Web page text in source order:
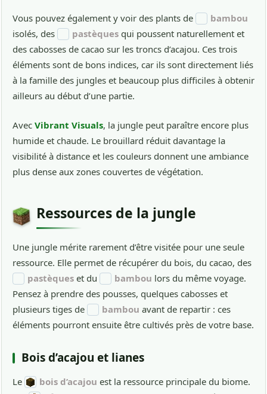
Vous pouvez également y voir des plants de
bambou
isolés, des
pastèques qui poussent naturellement et
des cabosses de cacao sur les troncs d’acajou. Ces trois
éléments sont de bons indices, car ils sont directement liés
à la famille des jungles et beaucoup plus difficiles à obtenir
ailleurs au début d’une partie.
Avec Vibrant Visuals, la jungle peut paraître encore plus
humide et chaude. Le brouillard réduit davantage la
visibilité à distance et les couleurs donnent une ambiance
plus dense aux zones couvertes de végétation.
Ressources de la jungle
Une jungle mérite rarement d’être visitée pour une seule
ressource. Elle permet de récupérer du bois, du cacao, des
pastèques et du bambou lors du même voyage.
Pensez à prendre des pousses, quelques cabosses et
plusieurs tiges de
bambou avant de repartir : ces
éléments pourront ensuite être cultivés près de votre base.
Bois d’acajou et lianes
Le bois d’acajou est la ressource principale du biome.